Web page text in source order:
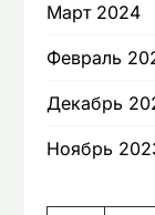
Март 2024
Февраль
Декабрь
Ноябрь